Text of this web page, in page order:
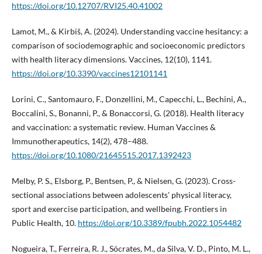
https://doi.org/10.12707/RVI25.40.41002
Lamot, M., & Kirbiš, A. (2024). Understanding vaccine hesitancy: a
comparison of sociodemographic and socioeconomic predictors
with health literacy dimensions. Vaccines, 12(10), 1141.
https://doi.org/10.3390/vaccines12101141
Lorini, C., Santomauro, F., Donzellini, M., Capecchi, L., Bechini, A.,
Boccalini, S., Bonanni, P., & Bonaccorsi, G. (2018). Health literacy
and vaccination: a systematic review. Human Vaccines &
Immunotherapeutics, 14(2), 478–488.
https://doi.org/10.1080/21645515.2017.1392423
Melby, P. S., Elsborg, P., Bentsen, P., & Nielsen, G. (2023). Cross-
sectional associations between adolescents' physical literacy,
sport and exercise participation, and wellbeing. Frontiers in
Public Health, 10. https://doi.org/10.3389/fpubh.2022.1054482
Nogueira, T., Ferreira, R. J., Sócrates, M., da Silva, V. D., Pinto, M. L.,